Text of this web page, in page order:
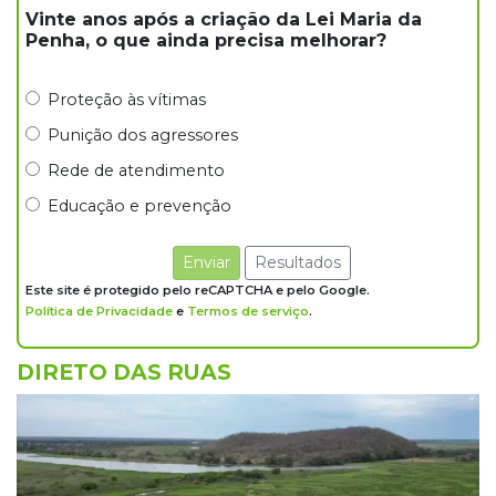
20:15Pedro Juan Caballero
ligada a laboratório ilegal
FAB morrem em confronto
Dólar comercial cai 0,46% e encerra semana
Foragido que se passava por pastor morre
após reagir à abordagem policial
Vinte anos após a criação da Lei Maria da
Penha, o que ainda precisa melhorar?
Proteção às vítimas
Punição dos agressores
Rede de atendimento
Educação e prevenção
Enviar Resultados
Este site é protegido pelo reCAPTCHA e pelo Google.
Política de Privacidade e Termos de serviço.
DIRETO DAS RUAS